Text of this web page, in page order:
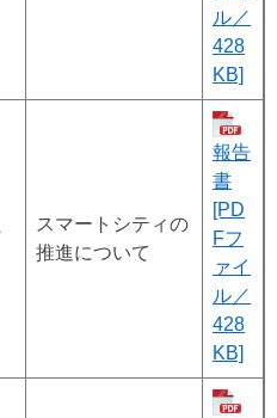
ル／
428
KB]
スマートシティの
推進について
報告
書
[PD
Fフ
ァイ
ル／
428
KB]